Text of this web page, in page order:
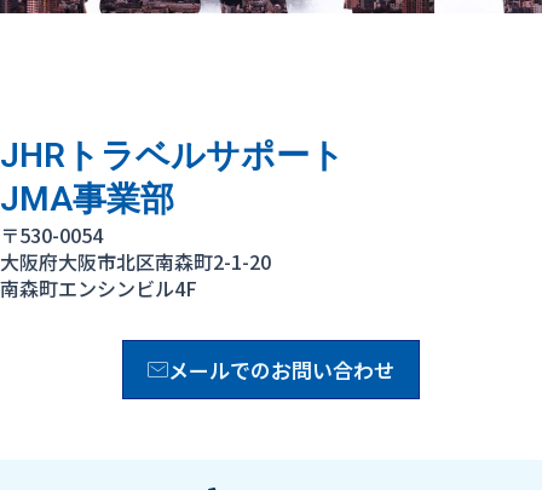
JHRトラベルサポート
JMA事業部
〒530-0054
大阪府大阪市北区南森町2-1-20
南森町エンシンビル4F
メールでのお問い合わせ